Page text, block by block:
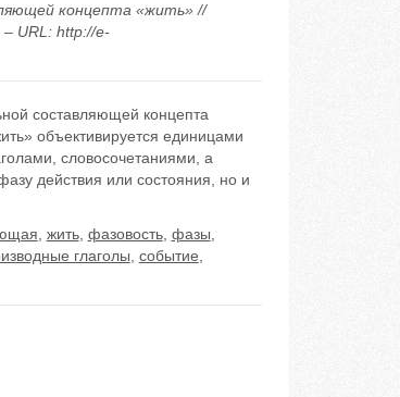
концепта «жить» //
URL: http://e-
составляющей концепта
объективируется единицами
словосочетаниями, а
действия или состояния, но и
жить, фазовость, фазы
глаголы событие